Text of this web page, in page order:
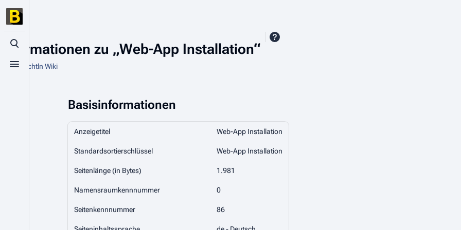
Suche aufrufen
Menü aufrufen
Informationen zu „Web-App Installation“
Aus Biaschtln Wiki
Basisinformationen
Anzeigetitel Web-App Installation
Standardsortierschlüssel Web-App Installation
Seitenlänge (in Bytes) 1.981
Namensraumkennnummer 0
Seitenkennnummer 86